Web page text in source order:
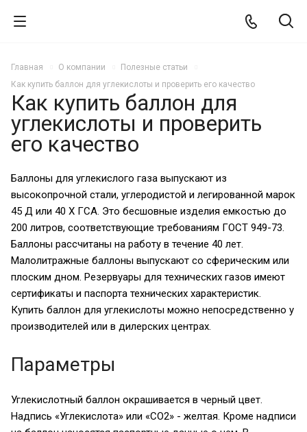
Главная О компании
Полезные статьи
Как купить баллон для углекислоты и проверить его качество
Как купить баллон для
углекислоты и проверить
его качество
Баллоны для углекислого газа выпускают из
высокопрочной стали, углеродистой и легированной марок
45 Д или 40 Х ГСА. Это бесшовные изделия емкостью до
200 литров, соответствующие требованиям ГОСТ 949-73.
Баллоны рассчитаны на работу в течение 40 лет.
Малолитражные баллоны выпускают со сферическим или
плоским дном. Резервуары для технических газов имеют
сертификаты и паспорта технических характеристик.
Купить баллон для углекислоты можно непосредственно у
производителей или в дилерских центрах.
Параметры
Углекислотный баллон окрашивается в черный цвет.
Надпись «Углекислота» или «СО2» - желтая. Кроме надписи